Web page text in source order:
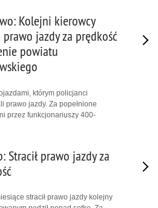
Kolejni kierowcy
jazdy za prędkość
powiatu
którym policjanci
prawo jazdy. Za popełnione
przez funkcjonariuszy 400-
Stracił prawo jazdy za
stracił prawo jazdy kolejny